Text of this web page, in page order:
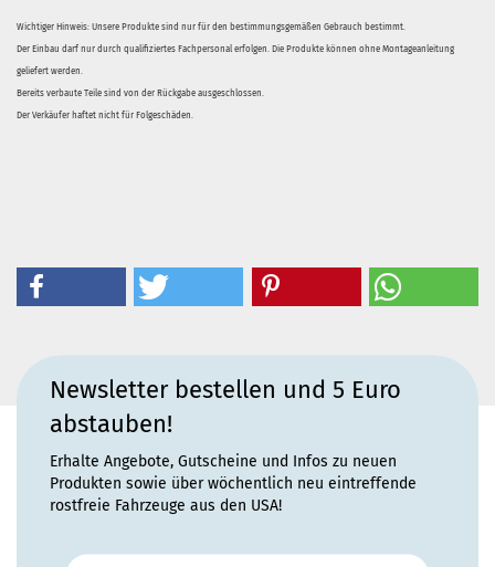
Wichtiger Hinweis: Unsere Produkte sind nur für den bestimmungsgemäßen Gebrauch bestimmt.
Der Einbau darf nur durch qualifiziertes Fachpersonal erfolgen. Die Produkte können ohne Montageanleitung
geliefert werden.
Bereits verbaute Teile sind von der Rückgabe ausgeschlossen.
Der Verkäufer haftet nicht für Folgeschäden.
Newsletter bestellen und 5 Euro
abstauben!
Erhalte Angebote, Gutscheine und Infos zu neuen
Produkten sowie über wöchentlich neu eintreffende
rostfreie Fahrzeuge aus den USA!